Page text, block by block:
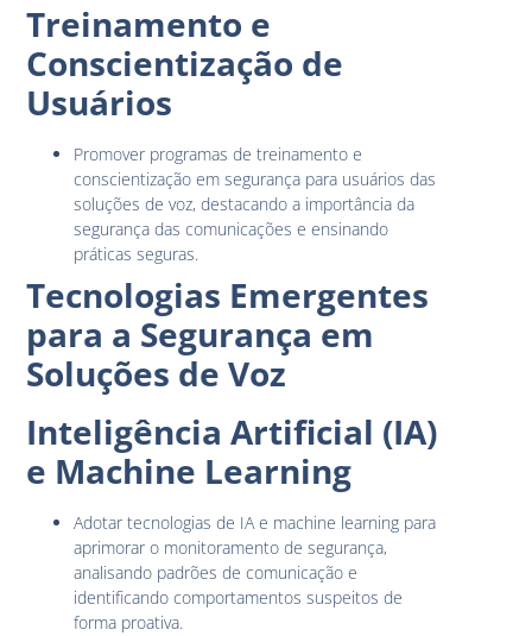
Treinamento e
Conscientização de
Usuários
Promover programas de treinamento e
conscientização em segurança para usuários das
soluções de voz, destacando a importância da
segurança das comunicações e ensinando
práticas seguras.
Tecnologias Emergentes
para a Segurança em
Soluções de Voz
Inteligência Artificial (IA)
e Machine Learning
Adotar tecnologias de IA e machine learning para
aprimorar o monitoramento de segurança,
analisando padrões de comunicação e
identificando comportamentos suspeitos de
forma proativa.